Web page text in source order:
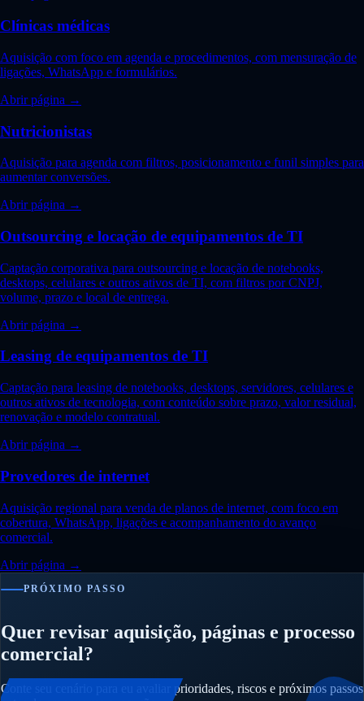
Clínicas médicas
Aquisição com foco em agenda e procedimentos, com mensuração de
ligações, WhatsApp e formulários.
Abrir página →
Nutricionistas
Aquisição para agenda com filtros, posicionamento e funil simples para
aumentar conversões.
Abrir página →
Outsourcing e locação de equipamentos de TI
Captação corporativa para outsourcing e locação de notebooks,
desktops, celulares e outros ativos de TI, com filtros por CNPJ,
volume, prazo e local de entrega.
Abrir página →
Leasing de equipamentos de TI
Captação para leasing de notebooks, desktops, servidores, celulares e
outros ativos de tecnologia, com conteúdo sobre prazo, valor residual,
renovação e modelo contratual.
Abrir página →
Provedores de internet
Aquisição regional para venda de planos de internet, com foco em
cobertura, WhatsApp, ligações e acompanhamento do avanço
comercial.
Abrir página →
PRÓXIMO PASSO
Quer revisar aquisição, páginas e processo
comercial?
Conte seu cenário para eu avaliar prioridades, riscos e próximos passos